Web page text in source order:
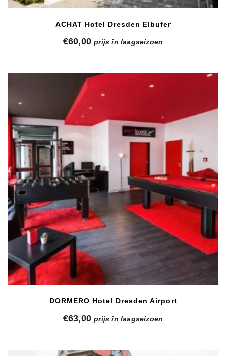
ACHAT Hotel Dresden Elbufer
€60,00 prijs in laagseizoen
DORMERO Hotel Dresden Airport
€63,00 prijs in laagseizoen